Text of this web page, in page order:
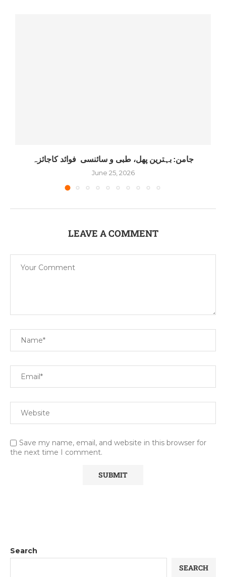
جامن: بہترین پھل، طبی و سائنسی فوائد کاجائزہ
June 25, 2026
LEAVE A COMMENT
Save my name, email, and website in this browser for
the next time I comment.
Search
SEARCH